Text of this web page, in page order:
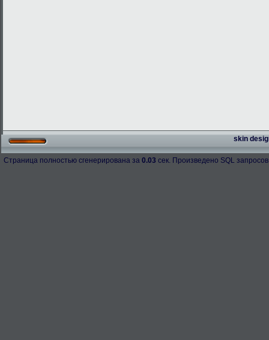
skin
Страница полностью сгенерирована за 0.03 сек. Произведено SQL